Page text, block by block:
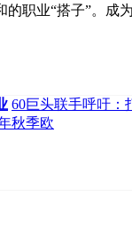
的职业“搭子”。成
60巨头联手呼吁：
秋季欧